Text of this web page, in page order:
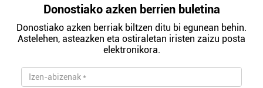
Donostiako azken berrien buletina
Donostiako azken berriak biltzen ditu bi egunean behin.
Astelehen, asteazken eta ostiraletan iristen zaizu posta
elektronikora.